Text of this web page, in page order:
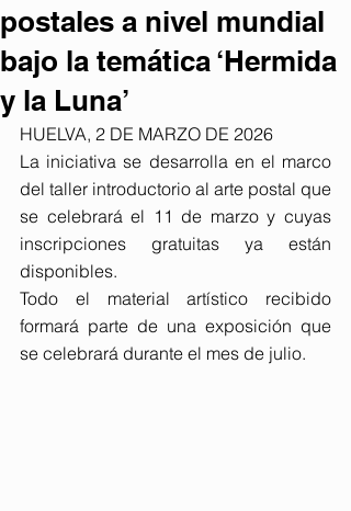
postales a nivel mundial
bajo la temática ‘Hermida
y la Luna’
HUELVA, 2 DE MARZO DE 2026
La iniciativa se desarrolla en el marco
del taller introductorio al arte postal que
se celebrará el 11 de marzo y cuyas
inscripciones gratuitas ya están
disponibles.
Todo el material artístico recibido
formará parte de una exposición que
se celebrará durante el mes de julio.